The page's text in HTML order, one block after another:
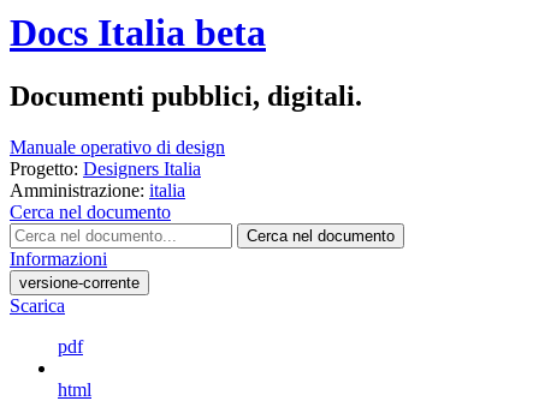
Docs Italia beta
Documenti pubblici, digitali.
Manuale operativo di design
Progetto: Designers Italia
Amministrazione: italia
Cerca nel documento
Cerca nel documento
Informazioni
versione-corrente
Scarica
pdf
html